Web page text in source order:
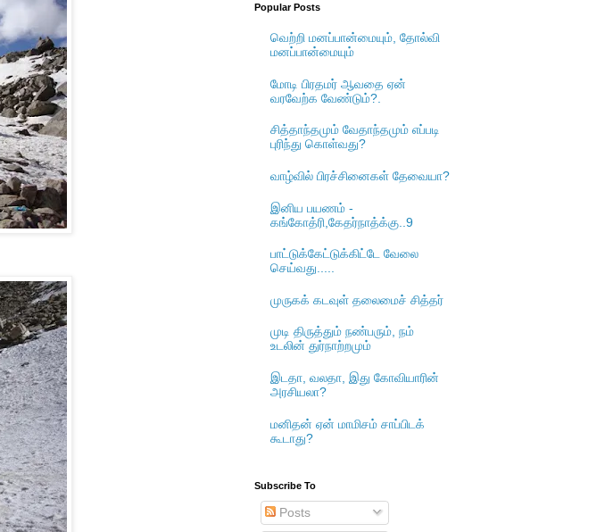
Popular Posts
வெற்றி மனப்பான்மையும், தோல்வி
மனப்பான்மையும்
மோடி பிரதமர் ஆவதை ஏன்
வரவேற்க வேண்டும்?.
சித்தாந்தமும் வேதாந்தமும் எப்படி
புரிந்து கொள்வது?
வாழ்வில் பிரச்சினைகள் தேவையா?
இனிய பயணம் -
கங்கோத்ரி,கேதர்நாத்க்கு..9
பாட்டுக்கேட்டுக்கிட்டே வேலை
செய்வது.....
முருகக் கடவுள் தலைமைச் சித்தர்
முடி திருத்தும் நண்பரும், நம்
உடலின் துர்நாற்றமும்
இடதா, வலதா, இது கோவியாரின்
அரசியலா?
மனிதன் ஏன் மாமிசம் சாப்பிடக்
கூடாது?
Subscribe To
Posts